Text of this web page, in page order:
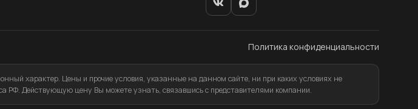
Политика конфиденциальности
характер. Цены и прочие условия, указанные на данном сайте, ни при каких условиях не
РФ. Действующую цену Вы можете узнать, связавшись с представителями компании.